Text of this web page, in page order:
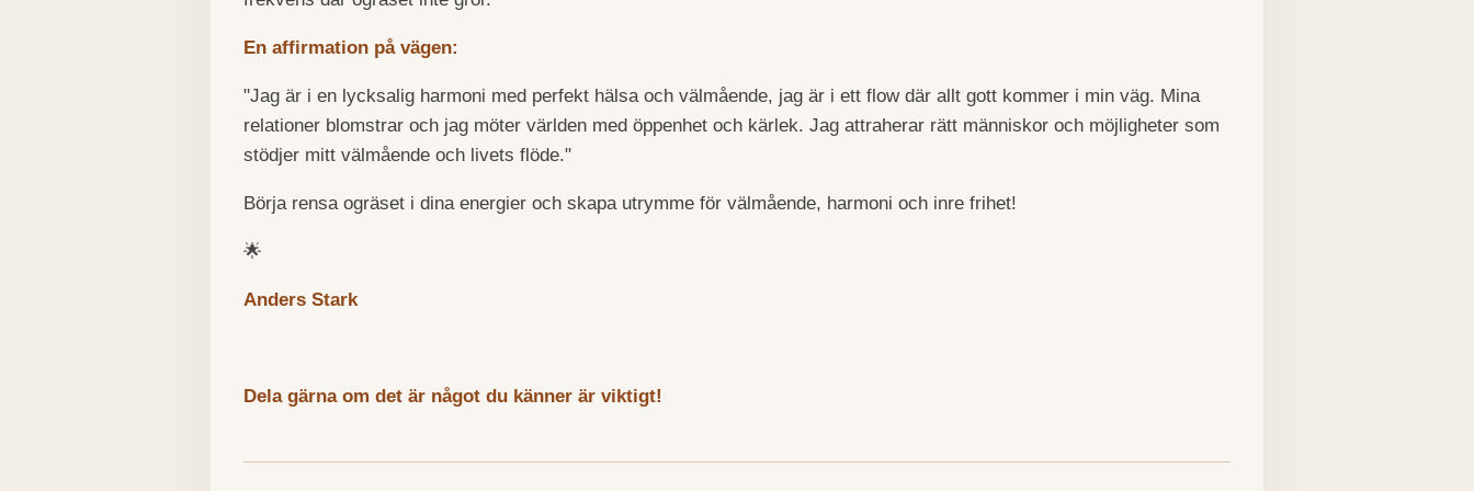
En affirmation på vägen:
"Jag är i en lycksalig harmoni med perfekt hälsa och välmående, jag är i ett flow där allt gott kommer i min väg. Mina
relationer blomstrar och jag möter världen med öppenhet och kärlek. Jag attraherar rätt människor och möjligheter som
stödjer mitt välmående och livets flöde."
Börja rensa ogräset i dina energier och skapa utrymme för välmående, harmoni och inre frihet!
🌟
Anders Stark
Dela gärna om det är något du känner är viktigt!